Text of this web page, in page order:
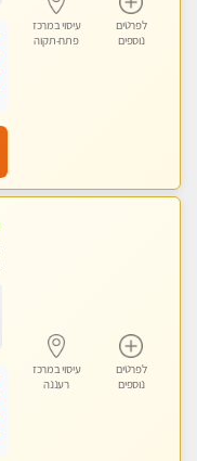
לפרטים
נוספים
עיסוי במרכז
פתח-תקוה
לפרטים
נוספים
עיסוי במרכז
רעננה